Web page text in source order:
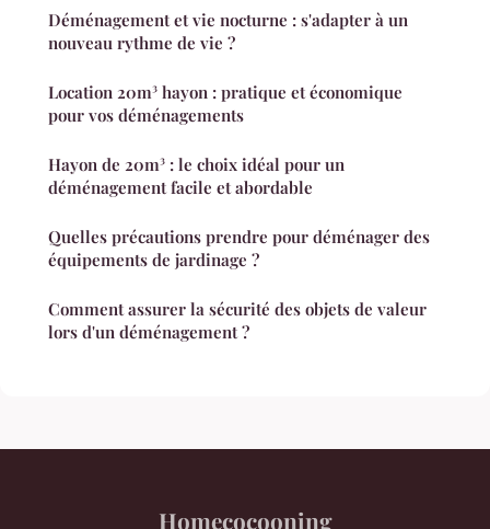
Déménagement et vie nocturne : s'adapter à un
nouveau rythme de vie ?
Location 20m³ hayon : pratique et économique
pour vos déménagements
Hayon de 20m³ : le choix idéal pour un
déménagement facile et abordable
Quelles précautions prendre pour déménager des
équipements de jardinage ?
Comment assurer la sécurité des objets de valeur
lors d'un déménagement ?
Homecocooning